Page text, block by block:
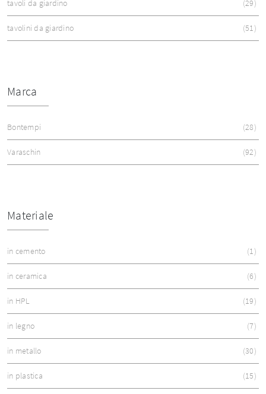
tavoli da giardino 29
tavolini da giardino 51
Marca
Bontempi 28
Varaschin 92
Materiale
in cemento 1
in ceramica 6
in HPL 19
in legno 7
in metallo 30
in plastica 15